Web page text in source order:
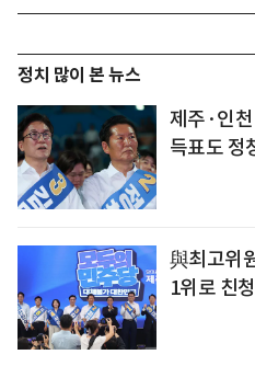
정치 많이 본 뉴스
제주·인
득표도 정
與최고위
1위로 친